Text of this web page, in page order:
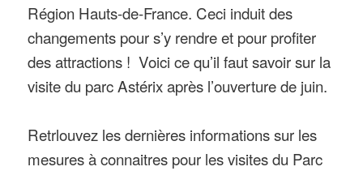
Région Hauts-de-France. Ceci induit des
changements pour s’y rendre et pour profiter
des attractions ! Voici ce qu’il faut savoir sur la
visite du parc Astérix après l’ouverture de juin.
Retrlouvez les dernières informations sur les
mesures à connaitres pour les visites du Parc